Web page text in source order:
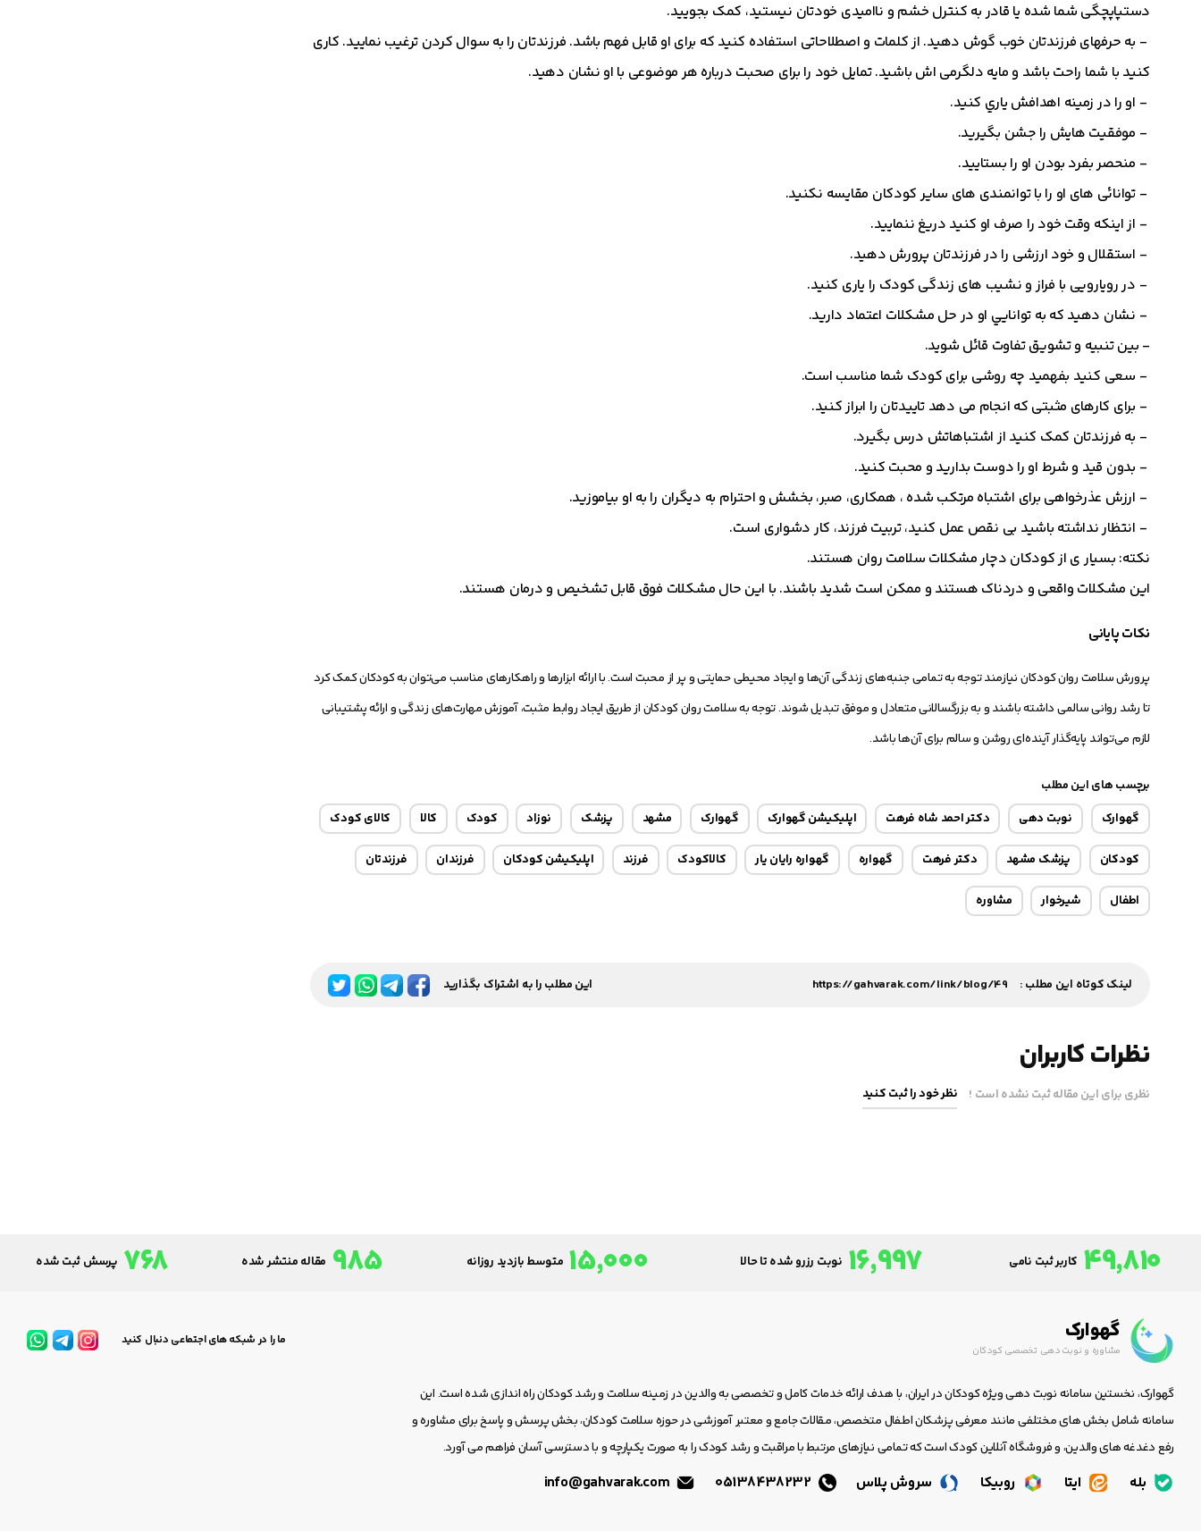
دستپاپچگی شما شده یا قادر به کنترل خشم و ناامیدی خودتان نیستید، کمک بجویید.
- به حرفهای فرزندتان خوب گوش دهید. از کلمات و اصطلاحاتی استفاده کنید که برای او قابل فهم باشد. فرزندتان را به سوال کردن ترغیب نمایید. کاری
کنید با شما راحت باشد و مایه دلگرمی اش باشید. تمایل خود را برای صحبت درباره هر موضوعی با او نشان دهید.
- او را در زمينه اهدافش ياري كنيد.
- موفقیت هایش را جشن بگیرید.
- منحصر بفرد بودن او را بستایید.
- توانائی های او را با توانمندی های سایر کودکان مقایسه نکنید.
- از اینکه وقت خود را صرف او کنید دریغ ننمایید.
- استقلال و خود ارزشی را در فرزندتان پرورش دهید.
- در رویارویی با فراز و نشیب های زندگی کودک را یاری کنید.
- نشان دهید كه به توانايي او در حل مشكلات اعتماد داريد.
- بين تنبيه و تشويق تفاوت قائل شويد.
- سعی کنید بفهمید چه روشی برای کودک شما مناسب است.
- برای کارهای مثبتی که انجام می دهد تاییدتان را ابراز کنید.
- به فرزندتان کمک کنید از اشتباهاتش درس بگیرد.
- بدون قید و شرط او را دوست بدارید و محبت کنید.
- ارزش عذرخواهی برای اشتباه مرتکب شده ، همکاری، صبر، بخشش و احترام به دیگران را به او بیاموزید.
- انتظار نداشته باشید بی نقص عمل کنید، تربیت فرزند، کار دشواری است.
نكته: بسیار ی از کودکان دچار مشکلات سلامت روان هستند.
این مشکلات واقعی و دردناک هستند و ممکن است شدید باشند. با این حال مشکلات فوق قابل تشخیص و درمان هستند.
نکات پایانی
پرورش سلامت روان کودکان نیازمند توجه به تمامی جنبه‌های زندگی آن‌ها و ایجاد محیطی حمایتی و پر از محبت است. با ارائه ابزارها و راهکارهای مناسب می‌توان به کودکان کمک کرد
تا رشد روانی سالمی داشته باشند و به بزرگسالانی متعادل و موفق تبدیل شوند. توجه به سلامت روان کودکان از طریق ایجاد روابط مثبت، آموزش مهارت‌های زندگی و ارائه پشتیبانی
لازم می‌تواند پایه‌گذار آینده‌ای روشن و سالم برای آن‌ها باشد.
برچسب های این مطلب
گهوارک
نوبت دهی دکتر احمد شاه فرهت اپلیکیشن گهوارک گهوارک مشهد پزشک نوزاد کودک کالا کالای کودک
کودکان پزشک مشهد دکتر فرهت گهواره گهواره رایان یار کالاکودک فرزند اپلیکیشن کودکان فرزندان فرزندتان
اطفال شیرخوار مشاوره
لینک کوتاه این مطلب : https://gahvarak.com/link/blog/49 این مطلب را به اشتراک بگذارید
نظرات کاربران
نظری برای این مقاله ثبت نشده است ! نظر خود را ثبت کنید
49,810 کاربر ثبت نامی 16,997 نوبت رزرو شده تا حالا 15,000 متوسط بازدید روزانه 985 مقاله منتشر شده 768 پرسش ثبت شده
گهوارک
مشاوره و نوبت دهی تخصصی کودکان
ما را در شبکه های اجتماعی دنبال کنید
گهوارک، نخستین سامانه نوبت دهی ویژه کودکان در ایران، با هدف ارائه خدمات کامل و تخصصی به والدین در زمینه سلامت و رشد کودکان راه اندازی شده است. این
سامانه شامل بخش های مختلفی مانند معرفی پزشکان اطفال متخصص، مقالات جامع و معتبر آموزشی در حوزه سلامت کودکان، بخش پرسش و پاسخ برای مشاوره و
رفع دغدغه های والدین، و فروشگاه آنلاین کودک است که تمامی نیازهای مرتبط با مراقبت و رشد کودک را به صورت یکپارچه و با دسترسی آسان فراهم می آورد.
بله ایتا روبیکا سروش پلاس